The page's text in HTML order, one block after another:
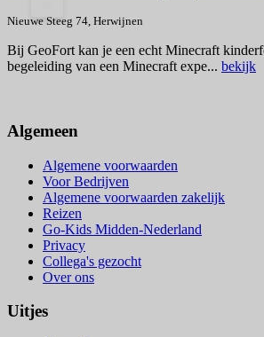
Nieuwe Steeg 74, Herwijnen
Bij GeoFort kan je een echt Minecraft
begeleiding van een Minecraft expe... bekijk
Algemeen
Algemene voorwaarden
Voor Bedrijven
Algemene voorwaarden zakelijk
Reizen
Go-Kids Midden-Nederland
Privacy
Collega's gezocht
Over ons
Uitjes